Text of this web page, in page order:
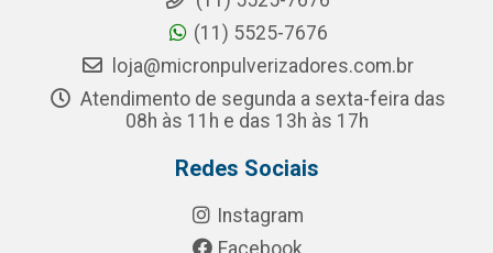
(11) 5525-7676
loja@micronpulverizadores.com.br
Atendimento de segunda a sexta-feira das
08h às 11h e das 13h às 17h
Redes Sociais
Instagram
Facebook